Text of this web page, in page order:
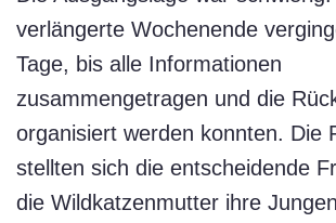
verlängerte Wochenende
Tage, bis alle Informationen
zusammengetragen und die
organisiert werden konnten. Die
stellten sich die entscheidende
die Wildkatzenmutter ihre